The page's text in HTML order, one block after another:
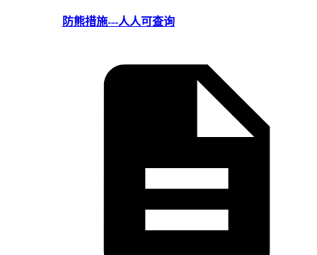
防熊措施---人人可查询